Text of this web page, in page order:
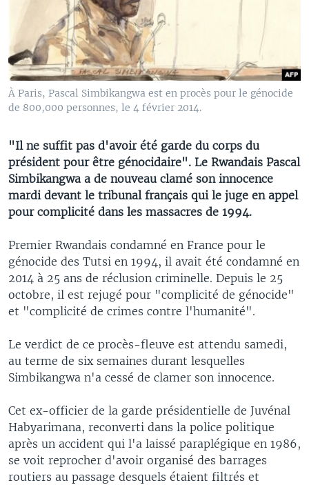
À Paris, Pascal Simbikangwa est en procès pour le génocide
de 800,000 personnes, le 4 février 2014.
"Il ne suffit pas d'avoir été garde du corps du
président pour être génocidaire". Le Rwandais Pascal
Simbikangwa a de nouveau clamé son innocence
mardi devant le tribunal français qui le juge en appel
pour complicité dans les massacres de 1994.
Premier Rwandais condamné en France pour le
génocide des Tutsi en 1994, il avait été condamné en
2014 à 25 ans de réclusion criminelle. Depuis le 25
octobre, il est rejugé pour "complicité de génocide"
et "complicité de crimes contre l'humanité".
Le verdict de ce procès-fleuve est attendu samedi,
au terme de six semaines durant lesquelles
Simbikangwa n'a cessé de clamer son innocence.
Cet ex-officier de la garde présidentielle de Juvénal
Habyarimana, reconverti dans la police politique
après un accident qui l'a laissé paraplégique en 1986,
se voit reprocher d'avoir organisé des barrages
routiers au passage desquels étaient filtrés et